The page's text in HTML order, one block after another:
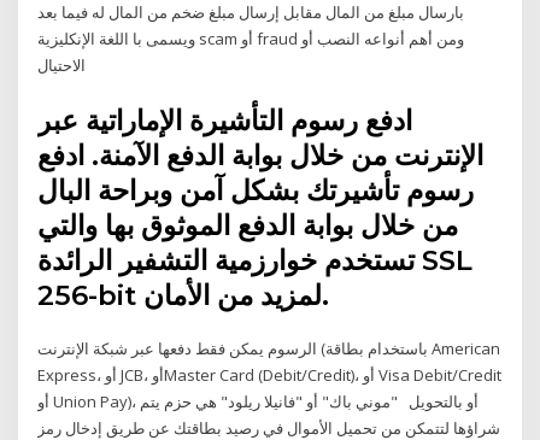
بارسال مبلغ من المال مقابل إرسال مبلغ ضخم من المال له فيما بعد
ويسمى با اللغة الإنكليزية scam أو fraud ومن أهم أنواعه النصب أو
الاحتيال
ادفع رسوم التأشيرة الإماراتية عبر
الإنترنت من خلال بوابة الدفع الآمنة. ادفع
رسوم تأشيرتك بشكل آمن وبراحة البال
من خلال بوابة الدفع الموثوق بها والتي
تستخدم خوارزمية التشفير الرائدة SSL
256-bit لمزيد من الأمان.
الرسوم يمكن فقط دفعها عبر شبكة الإنترنت (باستخدام بطاقة American
Express، أو JCB، أوMaster Card (Debit/Credit)، أو Visa Debit/Credit
أو Union Pay)، أو بالتحويل "موني باك" أو "فانيلا ريلود" هي حزم يتم
شراؤها لتتمكن من تحميل الأموال في رصيد بطاقتك عن طريق إدخال رمز